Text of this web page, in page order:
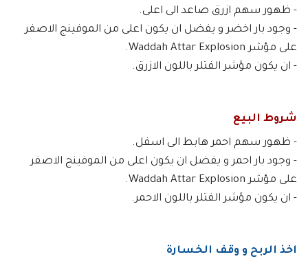
- ظهور سهم ازرق صاعد الى اعلى.
- وجود بار اخضر و يفضل ان يكون اعلى من الموفينج الاصفر
على مؤشر Waddah Attar Explosion.
- ان يكون مؤشر الفتلر باللون الازرق.
شروط البيع
- ظهور سهم احمر هابط الى اسفل.
- وجود بار احمر و يفضل ان يكون اعلى من الموفينج الاصفر
على مؤشر Waddah Attar Explosion.
- ان يكون مؤشر الفتلر باللون الاحمر.
اخذ الربح و وقف الخسارة